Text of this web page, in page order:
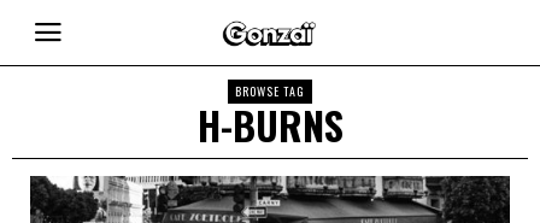
BROWSE TAG
H-BURNS